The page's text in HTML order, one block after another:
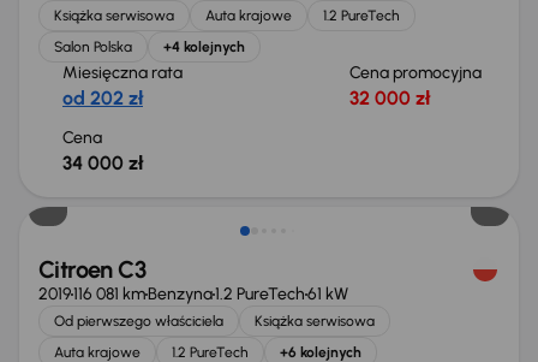
Książka serwisowa Auta krajowe
1.2 PureTech
Salon Polska
+4 kolejnych
Miesięczna rata
od 202 zł
Cena promocyjna
32 000 zł
Cena
34 000 zł
Citroen C3
2019116 081 kmBenzyna1.2 PureTech61 kW
Od pierwszego właściciela
Książka serwisowa
Auta krajowe
1.2 PureTech +6 kolejnych